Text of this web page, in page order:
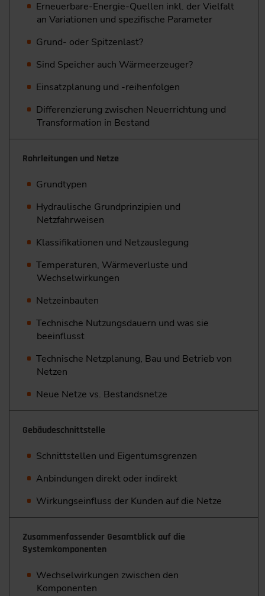
Erneuerbare-Energie-Quellen inkl. der Vielfalt
an Variationen und spezifische Parameter
Grund- oder Spitzenlast?
Sind Speicher auch Wärmeerzeuger?
Einsatzplanung und -reihenfolgen
Differenzierung zwischen Neuerrichtung und
Transformation in Bestand
Rohrleitungen und Netze
Grundtypen
Hydraulische Grundprinzipien und
Netzfahrweisen
Klassifikationen und Netzauslegung
Temperaturen, Wärmeverluste und
Wechselwirkungen
Netzeinbauten
Technische Nutzungsdauern und was sie
beeinflusst
Technische Netzplanung, Bau und Betrieb von
Netzen
Neue Netze vs. Bestandsnetze
Gebäudeschnittstelle
Schnittstellen und Eigentumsgrenzen
Anbindungen direkt oder indirekt
Wirkungseinfluss der Kunden auf die Netze
Zusammenfassender Gesamtblick auf die
Systemkomponenten
Wechselwirkungen zwischen den
Komponenten